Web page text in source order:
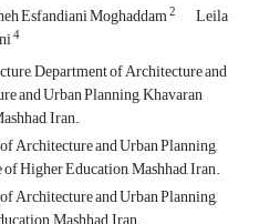
Esfandiani Moghaddam2 Leila
4
Department of Architecture and
and Urban Planning, Khavaran
Iran.
Architecture and Urban Planning,
Higher Education, Mashhad, Iran.
Architecture and Urban Planning,